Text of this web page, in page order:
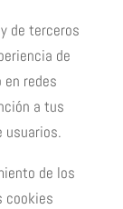
de terceros
de
redes
a tus
usuarios.
de los
cookies